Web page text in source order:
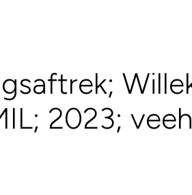
2023;